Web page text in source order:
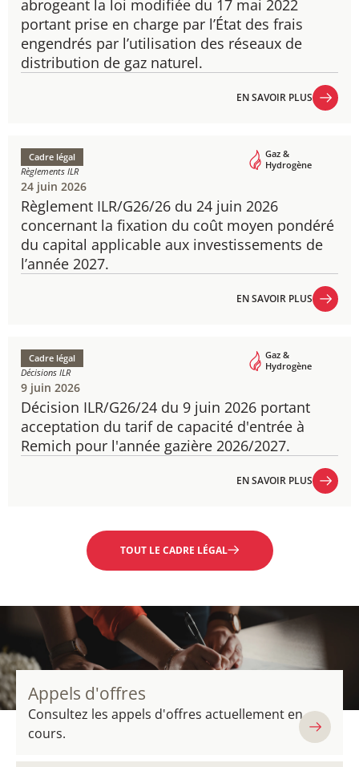
abrogeant la loi modifiée du 17 mai 2022
portant prise en charge par l’État des frais
engendrés par l’utilisation des réseaux de
distribution de gaz naturel.
EN SAVOIR PLUS
Règlement ILR/G26/26 du 24 juin 2026
concernant la fixation du coût moyen pondéré
du capital applicable aux investissements de
l’année 2027.
Cadre légal
Règlements ILR
Gaz &
Hydrogène
24 juin 2026
EN SAVOIR PLUS
Décision ILR/G26/24 du 9 juin 2026 portant
acceptation du tarif de capacité d'entrée à
Remich pour l'année gazière 2026/2027.
Cadre légal
Décisions ILR
Gaz &
Hydrogène
9 juin 2026
EN SAVOIR PLUS
TOUT LE CADRE LÉGAL
Appels d'offres
Consultez les appels d'offres actuellement en
cours.